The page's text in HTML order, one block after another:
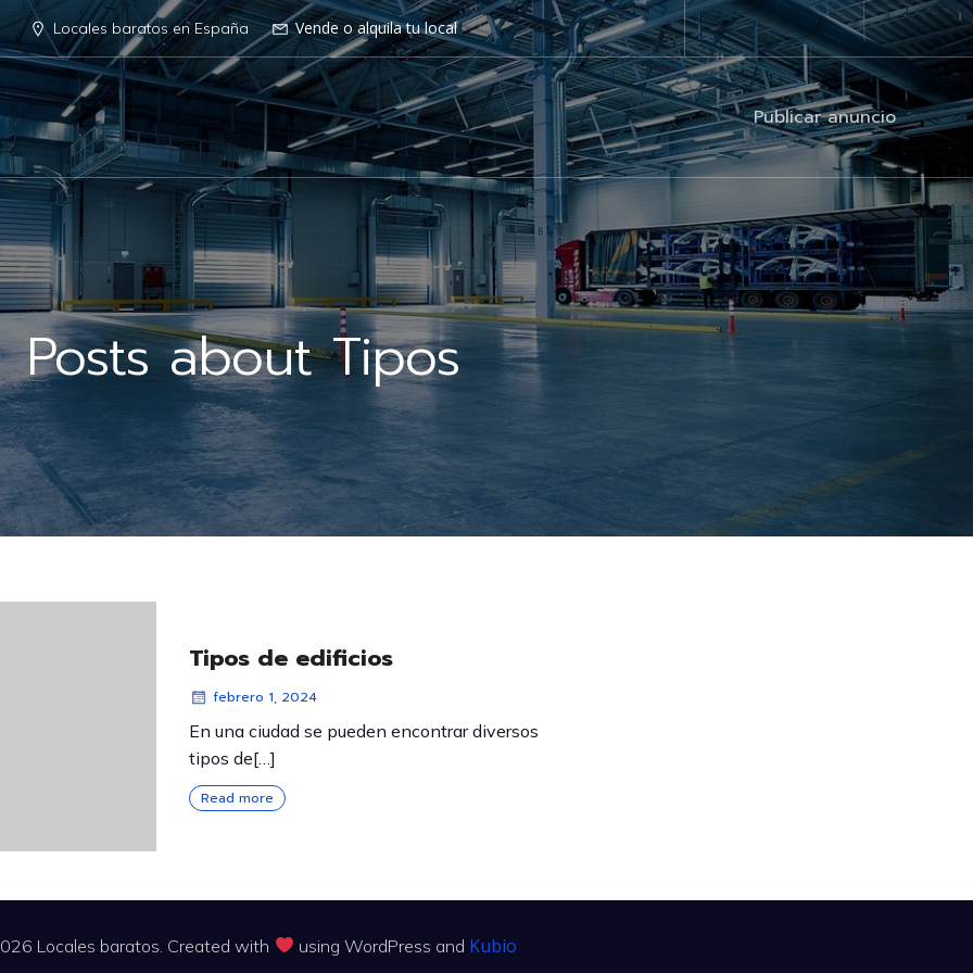
Locales baratos en España Vende o alquila tu local
Publicar anuncio
Posts about Tipos
Tipos de edificios
febrero 1, 2024
En una ciudad se pueden encontrar diversos
tipos de[…]
Read more
Locales baratos. Created with using WordPress and Kubio